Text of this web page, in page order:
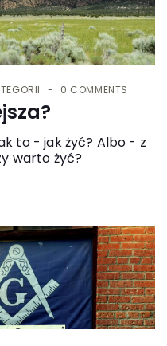
0 COMMENTS
to - jak żyć? Albo - z
warto żyć?